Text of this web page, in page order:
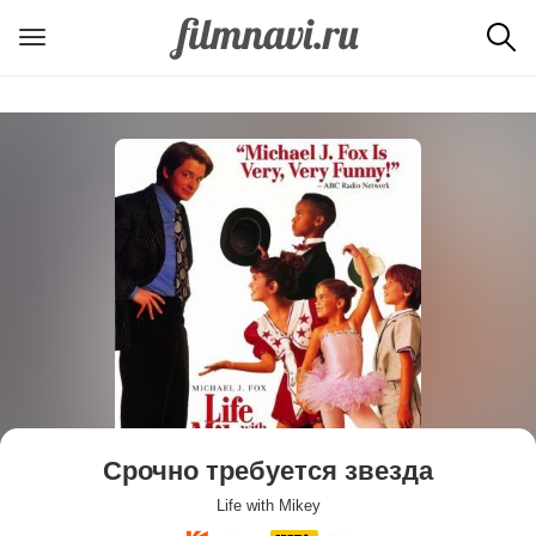
Срочно требуется звезда
Life with Mikey